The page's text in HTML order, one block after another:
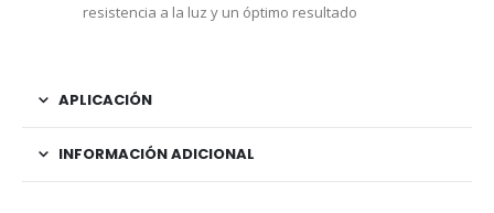
resistencia a la luz y un óptimo resultado
APLICACIÓN
INFORMACIÓN ADICIONAL